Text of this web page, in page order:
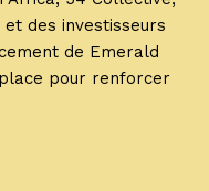
des investisseurs
de Emerald
pour renforcer